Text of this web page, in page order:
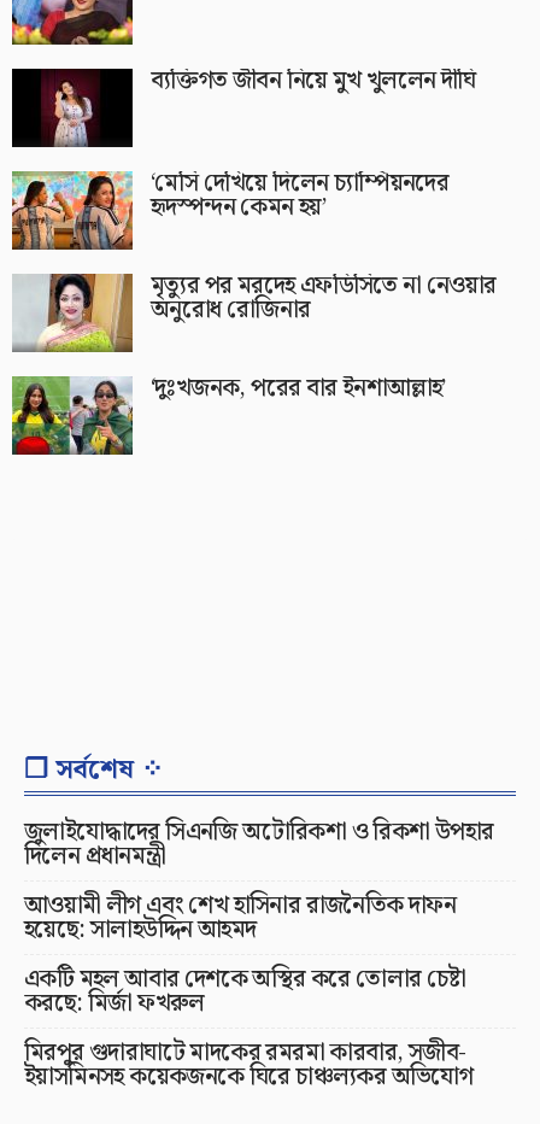
ব্যক্তিগত জীবন নিয়ে মুখ খুললেন দীঘি
‘মেসি দেখিয়ে দিলেন চ্যাম্পিয়নদের
হৃদস্পন্দন কেমন হয়’
মৃত্যুর পর মরদেহ এফডিসিতে না নেওয়ার
অনুরোধ রোজিনার
‘দুঃখজনক, পরের বার ইনশাআল্লাহ’
❐ সর্বশেষ ⁘
জুলাইযোদ্ধাদের সিএনজি অটোরিকশা ও রিকশা উপহার
দিলেন প্রধানমন্ত্রী
আওয়ামী লীগ এবং শেখ হাসিনার রাজনৈতিক দাফন
হয়েছে: সালাহউদ্দিন আহমদ
একটি মহল আবার দেশকে অস্থির করে তোলার চেষ্টা
করছে: মির্জা ফখরুল
মিরপুর গুদারাঘাটে মাদকের রমরমা কারবার, সজীব-
ইয়াসমিনসহ কয়েকজনকে ঘিরে চাঞ্চল্যকর অভিযোগ